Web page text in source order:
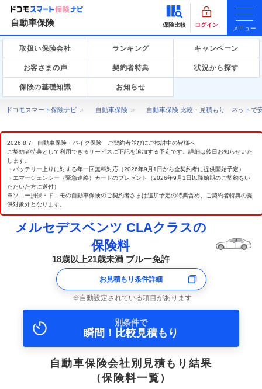
自動車保険 保険比較 ログイン
メニュー
取扱い保険会社 ランキング キャンペーン
お客さまの声 契約者特典 状況から探す
保険の基礎知識 お知らせ
ドコモスマート保険ナビ 自動車保険 自動車保険 比較・見積もり ネットで
2026.8.7 自動車保険・バイク保険 ご契約者並びにご検討中の皆様へ
ご契約者特典として利用できるサービスに下記を追加する予定です。詳細は後日お知らせいた
します。
・バッテリー上りに対する年一回無料対応（2026年9月1日から全契約者に提供開始予定）
・エマージェンシー（緊急連絡）カードのプレゼント（2026年9月1日以降始期のご契約をい
ただいた方に送付）
※ソニー損保・ドコモの自動車保険のご契約者さまは追加予定の特典含め、ご契約者特典の提
供対象外となります。
メルセデスベンツ CLAクラスの
保険料
18歳以上21歳未満 ブルー免許
お見積もり条件詳細
自動設定されている項目があります
別条件で
瞬間！比較見積もり
自動車保険会社別見積もり結果
（保険料一覧）